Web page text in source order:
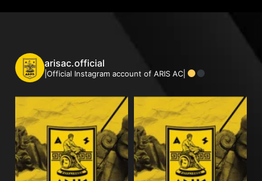
arisac.official
|Official Instagram account of ARIS AC|